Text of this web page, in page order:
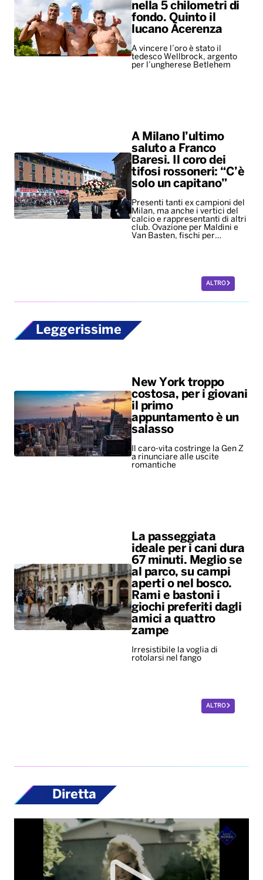
nella 5 chilometri di
fondo. Quinto il
lucano Acerenza
A vincere l’oro è stato il
tedesco Wellbrock, argento
per l’ungherese Betlehem
A Milano l’ultimo
saluto a Franco
Baresi. Il coro dei
tifosi rossoneri: “C’è
solo un capitano”
Presenti tanti ex campioni del
Milan, ma anche i vertici del
calcio e rappresentanti di altri
club. Ovazione per Maldini e
Van Basten, fischi per…
ALTRO
Leggerissime
New York troppo
costosa, per i giovani
il primo
appuntamento è un
salasso
Il caro-vita costringe la Gen Z
a rinunciare alle uscite
romantiche
La passeggiata
ideale per i cani dura
67 minuti. Meglio se
al parco, su campi
aperti o nel bosco.
Rami e bastoni i
giochi preferiti dagli
amici a quattro
zampe
Irresistibile la voglia di
rotolarsi nel fango
ALTRO
Diretta